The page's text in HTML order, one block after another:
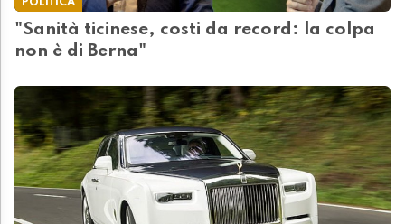
POLITICA
"Sanità ticinese, costi da record: la colpa
non è di Berna"